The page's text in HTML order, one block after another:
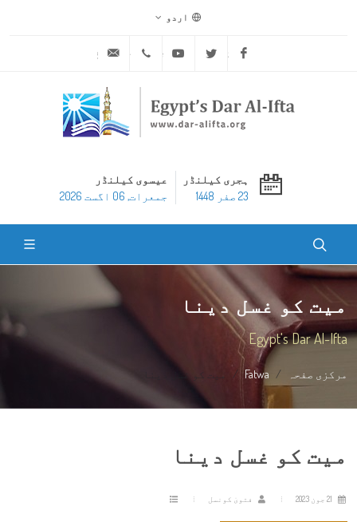
اردو
Facebook
Twitter
Youtube
ہجری کیلنڈر
23 صفر 1448
عیسوی کیلنڈر
جمعرات, 06 اگست 2026
میت کو غسل دینا
Egypt's Dar Al-Ifta
مرکزی صفحہ Fatwa میت کو غسل دینا
میت کو غسل دینا
فتویٰ کونسل